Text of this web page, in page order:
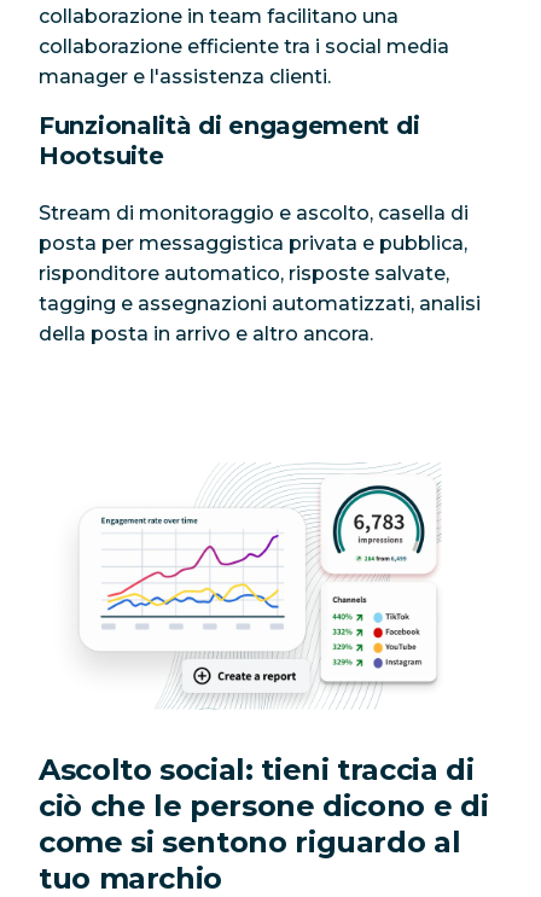
collaborazione in team facilitano una
collaborazione efficiente tra i social media
manager e l'assistenza clienti.
Funzionalità di engagement di
Hootsuite
Stream di monitoraggio e ascolto, casella di
posta per messaggistica privata e pubblica,
risponditore automatico, risposte salvate,
tagging e assegnazioni automatizzati, analisi
della posta in arrivo e altro ancora.
Ascolto social: tieni traccia di
ciò che le persone dicono e di
come si sentono riguardo al
tuo marchio